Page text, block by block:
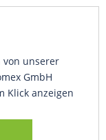
von unserer
GmbH
Klick anzeigen